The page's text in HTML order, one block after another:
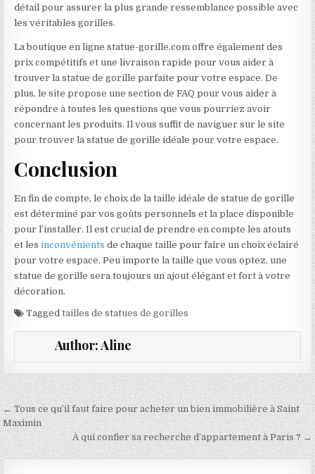
détail pour assurer la plus grande ressemblance possible avec
les véritables gorilles.
La boutique en ligne statue-gorille.com offre également des
prix compétitifs et une livraison rapide pour vous aider à
trouver la statue de gorille parfaite pour votre espace. De
plus, le site propose une section de FAQ pour vous aider à
répondre à toutes les questions que vous pourriez avoir
concernant les produits. Il vous suffit de naviguer sur le site
pour trouver la statue de gorille idéale pour votre espace.
Conclusion
En fin de compte, le choix de la taille idéale de statue de gorille
est déterminé par vos goûts personnels et la place disponible
pour l’installer. Il est crucial de prendre en compte les atouts
et lesinconvénients de chaque taille pour faire un choix éclairé
pour votre espace. Peu importe la taille que vous optez, une
statue de gorille sera toujours un ajout élégant et fort à votre
décoration.
Taggedtailles de statues de gorilles
Author:Aline
Navigation de l’article
← Tous ce qu’il faut faire pour acheter un bien immobilière à Saint
Maximin
À qui confier sa recherche d’appartement à Paris ? →